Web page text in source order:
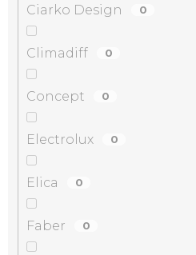
Ciarko Design 0
Climadiff 0
Concept 0
Electrolux 0
Elica 0
Faber 0